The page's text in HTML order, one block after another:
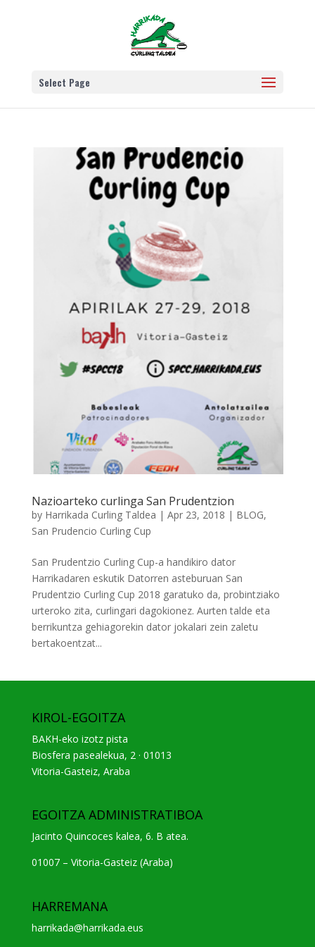
Select Page
Nazioarteko curlinga San Prudentzion
by Harrikada Curling Taldea | Apr 23, 2018 | BLOG,
San Prudencio Curling Cup
San Prudentzio Curling Cup-a handikiro dator
Harrikadaren eskutik Datorren asteburuan San
Prudentzio Curling Cup 2018 garatuko da, probintziako
urteroko zita, curlingari dagokionez. Aurten talde eta
berrikuntza gehiagorekin dator jokalari zein zaletu
bertakoentzat...
KIROL-EGOITZA
BAKH-eko izotz pista
Biosfera pasealekua, 2 · 01013
Vitoria-Gasteiz, Araba
EGOITZA ADMINISTRATIBOA
Jacinto Quincoces kalea, 6. B atea.
01007 – Vitoria-Gasteiz (Araba)
HARREMANA
harrikada@harrikada.eus